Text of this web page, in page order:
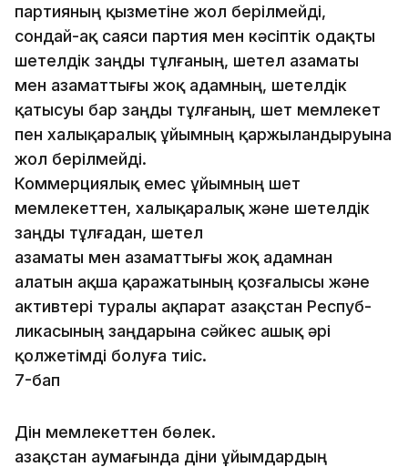
партияның қызметіне жол берілмейді,
сондай-ақ саяси партия мен кәсіптік одақты
шетелдік заңды тұлғаның, шетел азаматы
мен азаматтығы жоқ адамның, шетелдік
қатысуы бар заңды тұлғаның, шет мемлекет
пен халықаралық ұйымның қаржыландыруына
жол берілмейді.
Коммерциялық емес ұйымның шет
мемлекеттен, халықаралық және шетелдік
заңды тұлғадан, шетел
азаматы мен азаматтығы жоқ адамнан
алатын ақша қаражатының қоз­ғалысы және
активтері туралы ақпарат Қазақстан Респуб­
ликасының заңдарына сәйкес ашық әрі
қолжетімді болуға тиіс.
7-бап
Дін мемлекеттен бөлек.
Қазақстан аумағында діни ұйымдардың